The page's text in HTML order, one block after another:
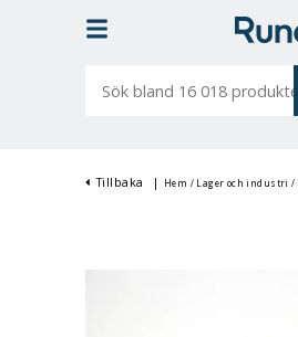
bland
Tillbaka | Hem / Lager och industri /